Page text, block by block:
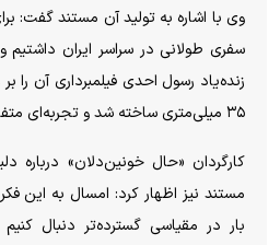
وی با اشاره به تولید آن مستند گفت:
سفری طولانی در سراسر ایران
زنده‌یاد رسول احدی فیلمبرداری آن را
۳۵ میلی‌متری ساخته شد و تجربه‌ای متفاوت برای من بود.
کارگردان «حال خونین‌دلان»
مستند نیز اظهار کرد: امسال به این
بار در مقیاسی گسترده‌تر دنبال